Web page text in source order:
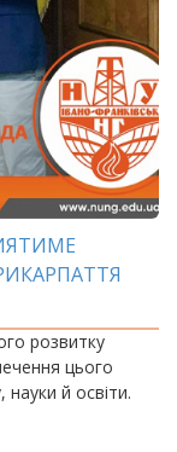
розвитку
цього
науки й освіти.